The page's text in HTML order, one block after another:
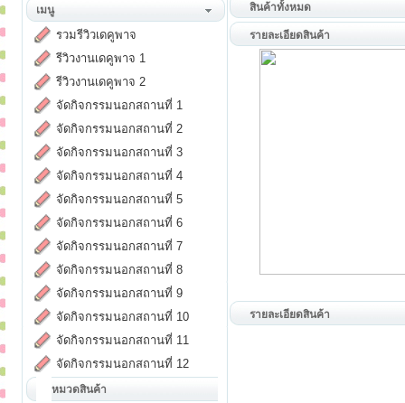
เมนู
รวมรีวิวเดคูพาจ
รีวิวงานเดคูพาจ 1
รีวิวงานเดคูพาจ 2
จัดกิจกรรมนอกสถานที่ 1
จัดกิจกรรมนอกสถานที่ 2
จัดกิจกรรมนอกสถานที่ 3
จัดกิจกรรมนอกสถานที่ 4
จัดกิจกรรมนอกสถานที่ 5
จัดกิจกรรมนอกสถานที่ 6
จัดกิจกรรมนอกสถานที่ 7
จัดกิจกรรมนอกสถานที่ 8
จัดกิจกรรมนอกสถานที่ 9
จัดกิจกรรมนอกสถานที่ 10
จัดกิจกรรมนอกสถานที่ 11
จัดกิจกรรมนอกสถานที่ 12
หมวดสินค้า
สินค้าทั้งหมด
รายละเอียดสินค้า
รายละเอียดสินค้า